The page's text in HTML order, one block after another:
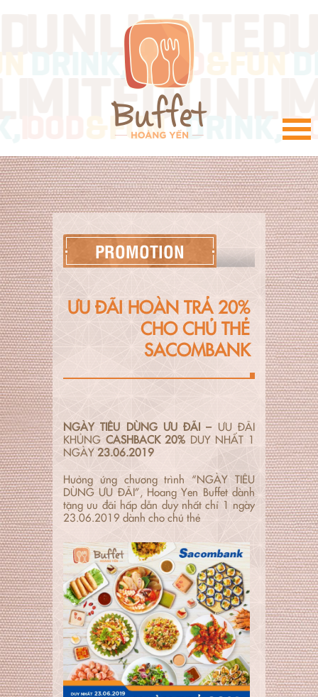
PROMOTION
ƯU ĐÃI HOÀN TRẢ 20%
CHO CHỦ THẺ
SACOMBANK
NGÀY TIÊU DÙNG ƯU ĐÃI – ƯU ĐÃI
KHỦNG CASHBACK 20% DUY NHẤT 1
NGÀY23.06.2019
Hưởng ứng chương trình “NGÀY TIÊU
DÙNG ƯU ĐÃI”, Hoang Yen Buffet dành
tặng ưu đãi hấp dẫn duy nhất chỉ 1 ngày
23.06.2019 dành cho chủ thẻ